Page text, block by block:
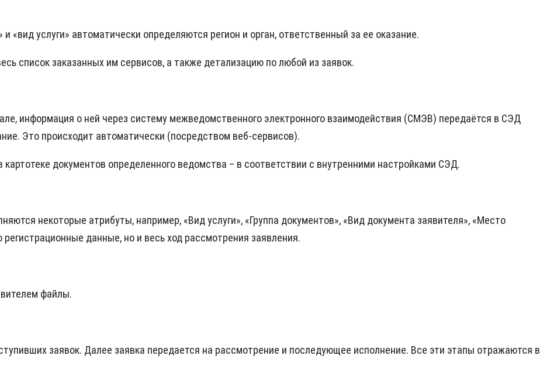
«вид услуги» автоматически определяются регион и орган, ответственный за ее оказание.
список заказанных им сервисов, а также детализацию по любой из заявок.
информация о ней через систему межведомственного электронного взаимодействия (СМЭВ) передаётся в СЭД
Это происходит автоматически (посредством веб-сервисов).
документов определенного ведомства – в соответствии с внутренними настройками СЭД.
некоторые атрибуты, например, «Вид услуги», «Группа документов», «Вид документа заявителя», «Место
данные, но и весь ход рассмотрения заявления.
файлы.
заявок. Далее заявка передается на рассмотрение и последующее исполнение. Все эти этапы отражаются в